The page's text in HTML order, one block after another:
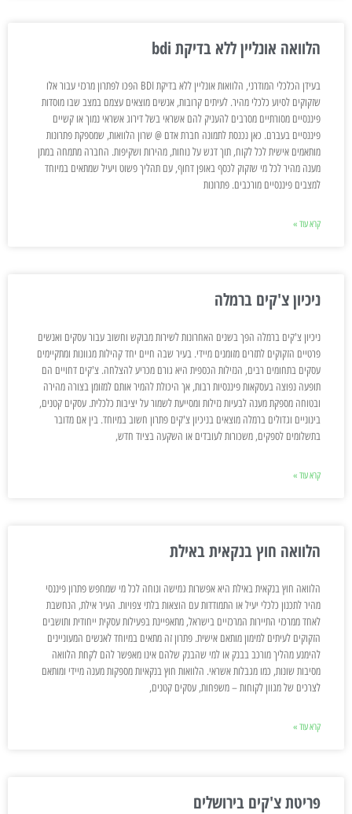
הלוואה אונליין ללא בדיקת bdi
בעידן הכלכלי המודרני, הלוואות אונליין ללא בדיקת BDI הפכו לפתרון מרכזי עבור אלו
שזקוקים לסיוע כלכלי מהיר. לעיתים קרובות, אנשים מוצאים עצמם במצב שבו מוסדות
פיננסיים מסורתיים מסרבים להעניק להם אשראי בשל דירוג אשראי נמוך או קשיים
פיננסיים בעברם. כאן נכנסת לתמונה חברת אדם @ שרון הלוואות, שמספקת פתרונות
מותאמים אישית לכל לקוח, תוך דגש על נוחות, מהירות ושקיפות. החברה מתמחה במתן
מענה מהיר לכל מי שזקוק לכסף באופן דחוף, עם תהליך פשוט ויעיל שמתאים במיוחד
למצבים פיננסיים מורכבים. פתרונות
קרא עוד »
ניכיון צ'קים ברמלה
ניכיון צ'קים ברמלה הפך בשנים האחרונות לשירות מבוקש וחשוב עבור עסקים ואנשים
פרטיים הזקוקים לתזרים מזומנים מיידי. בעיר שבה חיים יחד קהילות מגוונות ומתקיימים
עסקים בתחומים רבים, הנזילות הכספית היא גורם מכריע להצלחה. צ'קים דחויים הם
תופעה נפוצה בעסקאות פיננסיות רבות, אך היכולת להמיר אותם למזומן בצורה מהירה
ובטוחה מספקת מענה לבעיות נזילות ומסייעת לשמור על יציבות כלכלית. עסקים קטנים,
בינוניים וגדולים ברמלה מוצאים בניכיון צ'קים פתרון חשוב במיוחד. בין אם מדובר
בתשלומים לספקים, משכורות לעובדים או השקעה בציוד חדש,
קרא עוד »
הלוואה חוץ בנקאית באילת
הלוואה חוץ בנקאית באילת היא אפשרות גמישה ונוחה לכל מי שמחפש פתרון פיננסי
מהיר לתכנון כלכלי יעיל או התמודדות עם הוצאות בלתי צפויות. העיר אילת, הנחשבת
לאחד ממרכזי התיירות המרכזיים בישראל, מתאפיינת בפעילות עסקית ייחודית ותושבים
הזקוקים לעיתים למימון מותאם אישית. פתרון זה מתאים במיוחד לאנשים המעוניינים
להימנע מהליך מורכב בבנק או למי שהבנק שלהם אינו מאפשר להם לקחת הלוואה
מסיבות שונות, כמו מגבלות אשראי. הלוואות חוץ בנקאיות מספקות מענה מיידי ומותאם
לצרכים של מגוון לקוחות – משפחות, עסקים קטנים,
קרא עוד »
פריטת צ'קים בירושלים